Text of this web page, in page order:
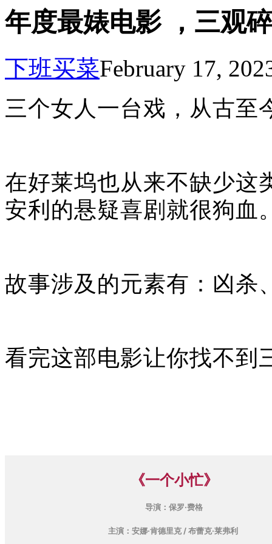
年度最婊电影 ，三观
下班买菜February 17,
三个女人一台戏，从古至
在好莱坞也从来不缺少这
安利的悬疑喜剧就很狗血
故事涉及的元素有：凶杀
看完这部电影让你找不
《一个小忙》
导演：保罗·费格
主演：安娜·肯德里克 / 布蕾克·莱弗利